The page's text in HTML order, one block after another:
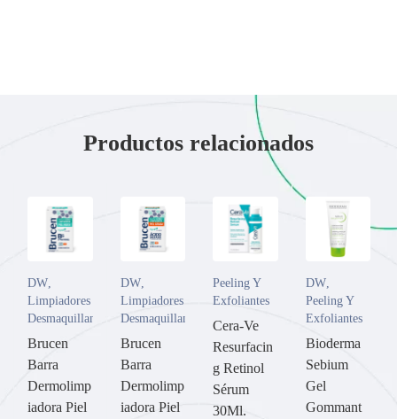
Productos relacionados
DW,
Limpiadores y
Desmaquillantes
Brucen
Barra
Dermolimp
iadora Piel
DW,
Limpiadores y
Desmaquillantes
Brucen
Barra
Dermolimp
iadora Piel
Peeling Y
Exfoliantes
Cera-Ve
Resurfacin
g Retinol
Sérum
30Ml.
DW,
Peeling Y
Exfoliantes
Bioderma
Sebium
Gel
Gommant